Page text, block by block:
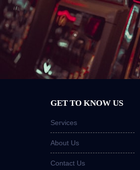
GET TO KNOW US
Services
About Us
Contact Us